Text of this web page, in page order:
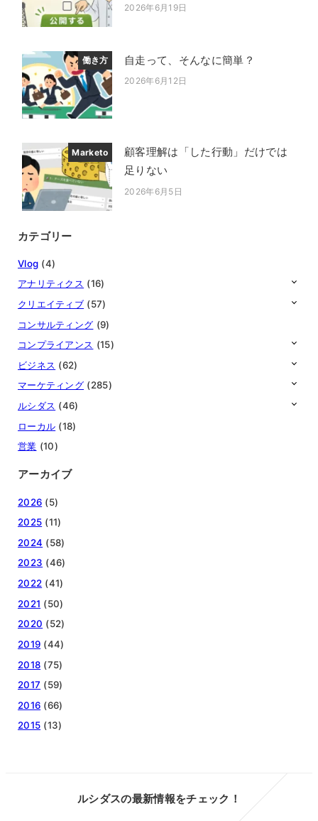
投稿日
2026年6月19日
働き方 自走って、そんなに簡単？
投稿日
2026年6月12日
Marketo
顧客理解は「した行動」だけでは
足りない
投稿日
2026年6月5日
カテゴリー
Vlog (4)
アナリティクス (16)
クリエイティブ (57)
コンサルティング (9)
コンプライアンス (15)
ビジネス (62)
マーケティング (285)
ルシダス (46)
ローカル (18)
営業 (10)
アーカイブ
2026 (5)
2025 (11)
2024 (58)
2023 (46)
2022 (41)
2021 (50)
2020 (52)
2019 (44)
2018 (75)
2017 (59)
2016 (66)
2015 (13)
ルシダスの最新情報をチェック！